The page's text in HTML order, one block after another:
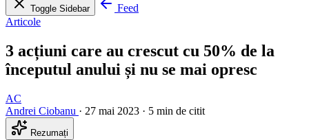
Toggle Sidebar
Feed
Articole
3 acțiuni care au crescut cu 50% de la
începutul anului și nu se mai opresc
AC
Andrei Ciobanu · 27 mai 2023 · 5 min de citit
Rezumați